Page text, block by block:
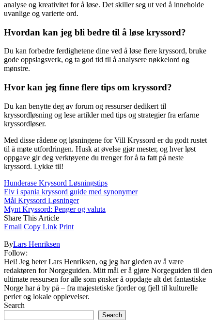
analyse og kreativitet for å løse. Det skiller seg ut ved å inneholde
uvanlige og varierte ord.
Hvordan kan jeg bli bedre til å løse kryssord?
Du kan forbedre ferdighetene dine ved å løse flere kryssord, bruke
gode oppslagsverk, og ta god tid til å analysere nøkkelord og
mønstre.
Hvor kan jeg finne flere tips om kryssord?
Du kan benytte deg av forum og ressurser dedikert til
kryssordløsning og lese artikler med tips og strategier fra erfarne
kryssordløser.
Med disse rådene og løsningene for Vill Kryssord er du godt rustet
til å møte utfordringen. Husk at øvelse gjør mester, og hver løst
oppgave gir deg verktøyene du trenger for å ta fatt på neste
kryssord. Lykke til!
Hunderase Kryssord Løsningstips
Elv i spania kryssord guide med synonymer
Mål Kryssord Løsninger
Mynt Kryssord: Penger og valuta
Share This Article
Email Copy Link Print
ByLars Henriksen
Follow:
Hei! Jeg heter Lars Henriksen, og jeg har gleden av å være
redaktøren for Norgeguiden. Mitt mål er å gjøre Norgeguiden til den
ultimate ressursen for alle som ønsker å oppdage alt det fantastiske
Norge har å by på – fra majestetiske fjorder og fjell til kulturelle
perler og lokale opplevelser.
Search
Search